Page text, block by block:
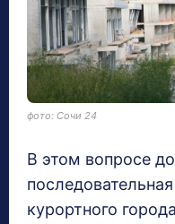
фото: Сочи 24
В этом вопросе
курортного